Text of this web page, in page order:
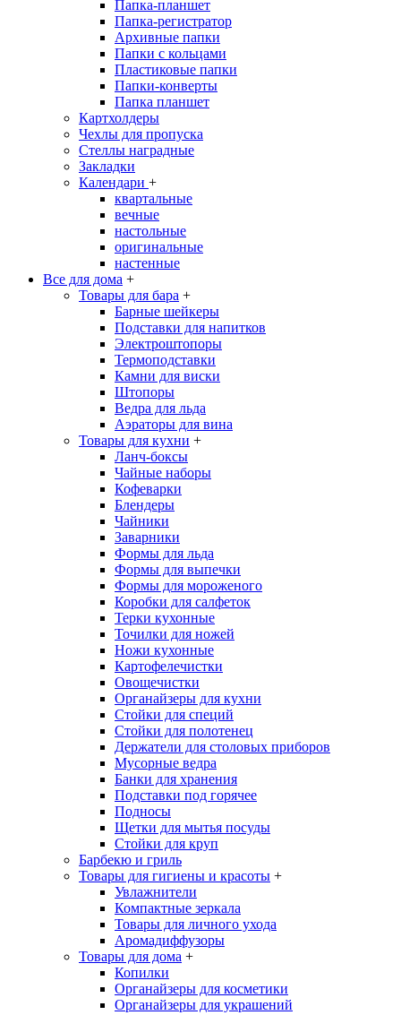
Папка-планшет
Папка-регистратор
Архивные папки
Папки с кольцами
Пластиковые папки
Папки-конверты
Папка планшет
Картхолдеры
Чехлы для пропуска
Стеллы наградные
Закладки
Календари +
квартальные
вечные
настольные
оригинальные
настенные
Все для дома +
Товары для бара +
Барные шейкеры
Подставки для напитков
Электроштопоры
Термоподставки
Камни для виски
Штопоры
Ведра для льда
Аэраторы для вина
Товары для кухни +
Ланч-боксы
Чайные наборы
Кофеварки
Блендеры
Чайники
Заварники
Формы для льда
Формы для выпечки
Формы для мороженого
Коробки для салфеток
Терки кухонные
Точилки для ножей
Ножи кухонные
Картофелечистки
Овощечистки
Органайзеры для кухни
Стойки для специй
Стойки для полотенец
Держатели для столовых приборов
Мусорные ведра
Банки для хранения
Подставки под горячее
Подносы
Щетки для мытья посуды
Стойки для круп
Барбекю и гриль
Товары для гигиены и красоты +
Увлажнители
Компактные зеркала
Товары для личного ухода
Аромадиффузоры
Товары для дома +
Копилки
Органайзеры для косметики
Органайзеры для украшений